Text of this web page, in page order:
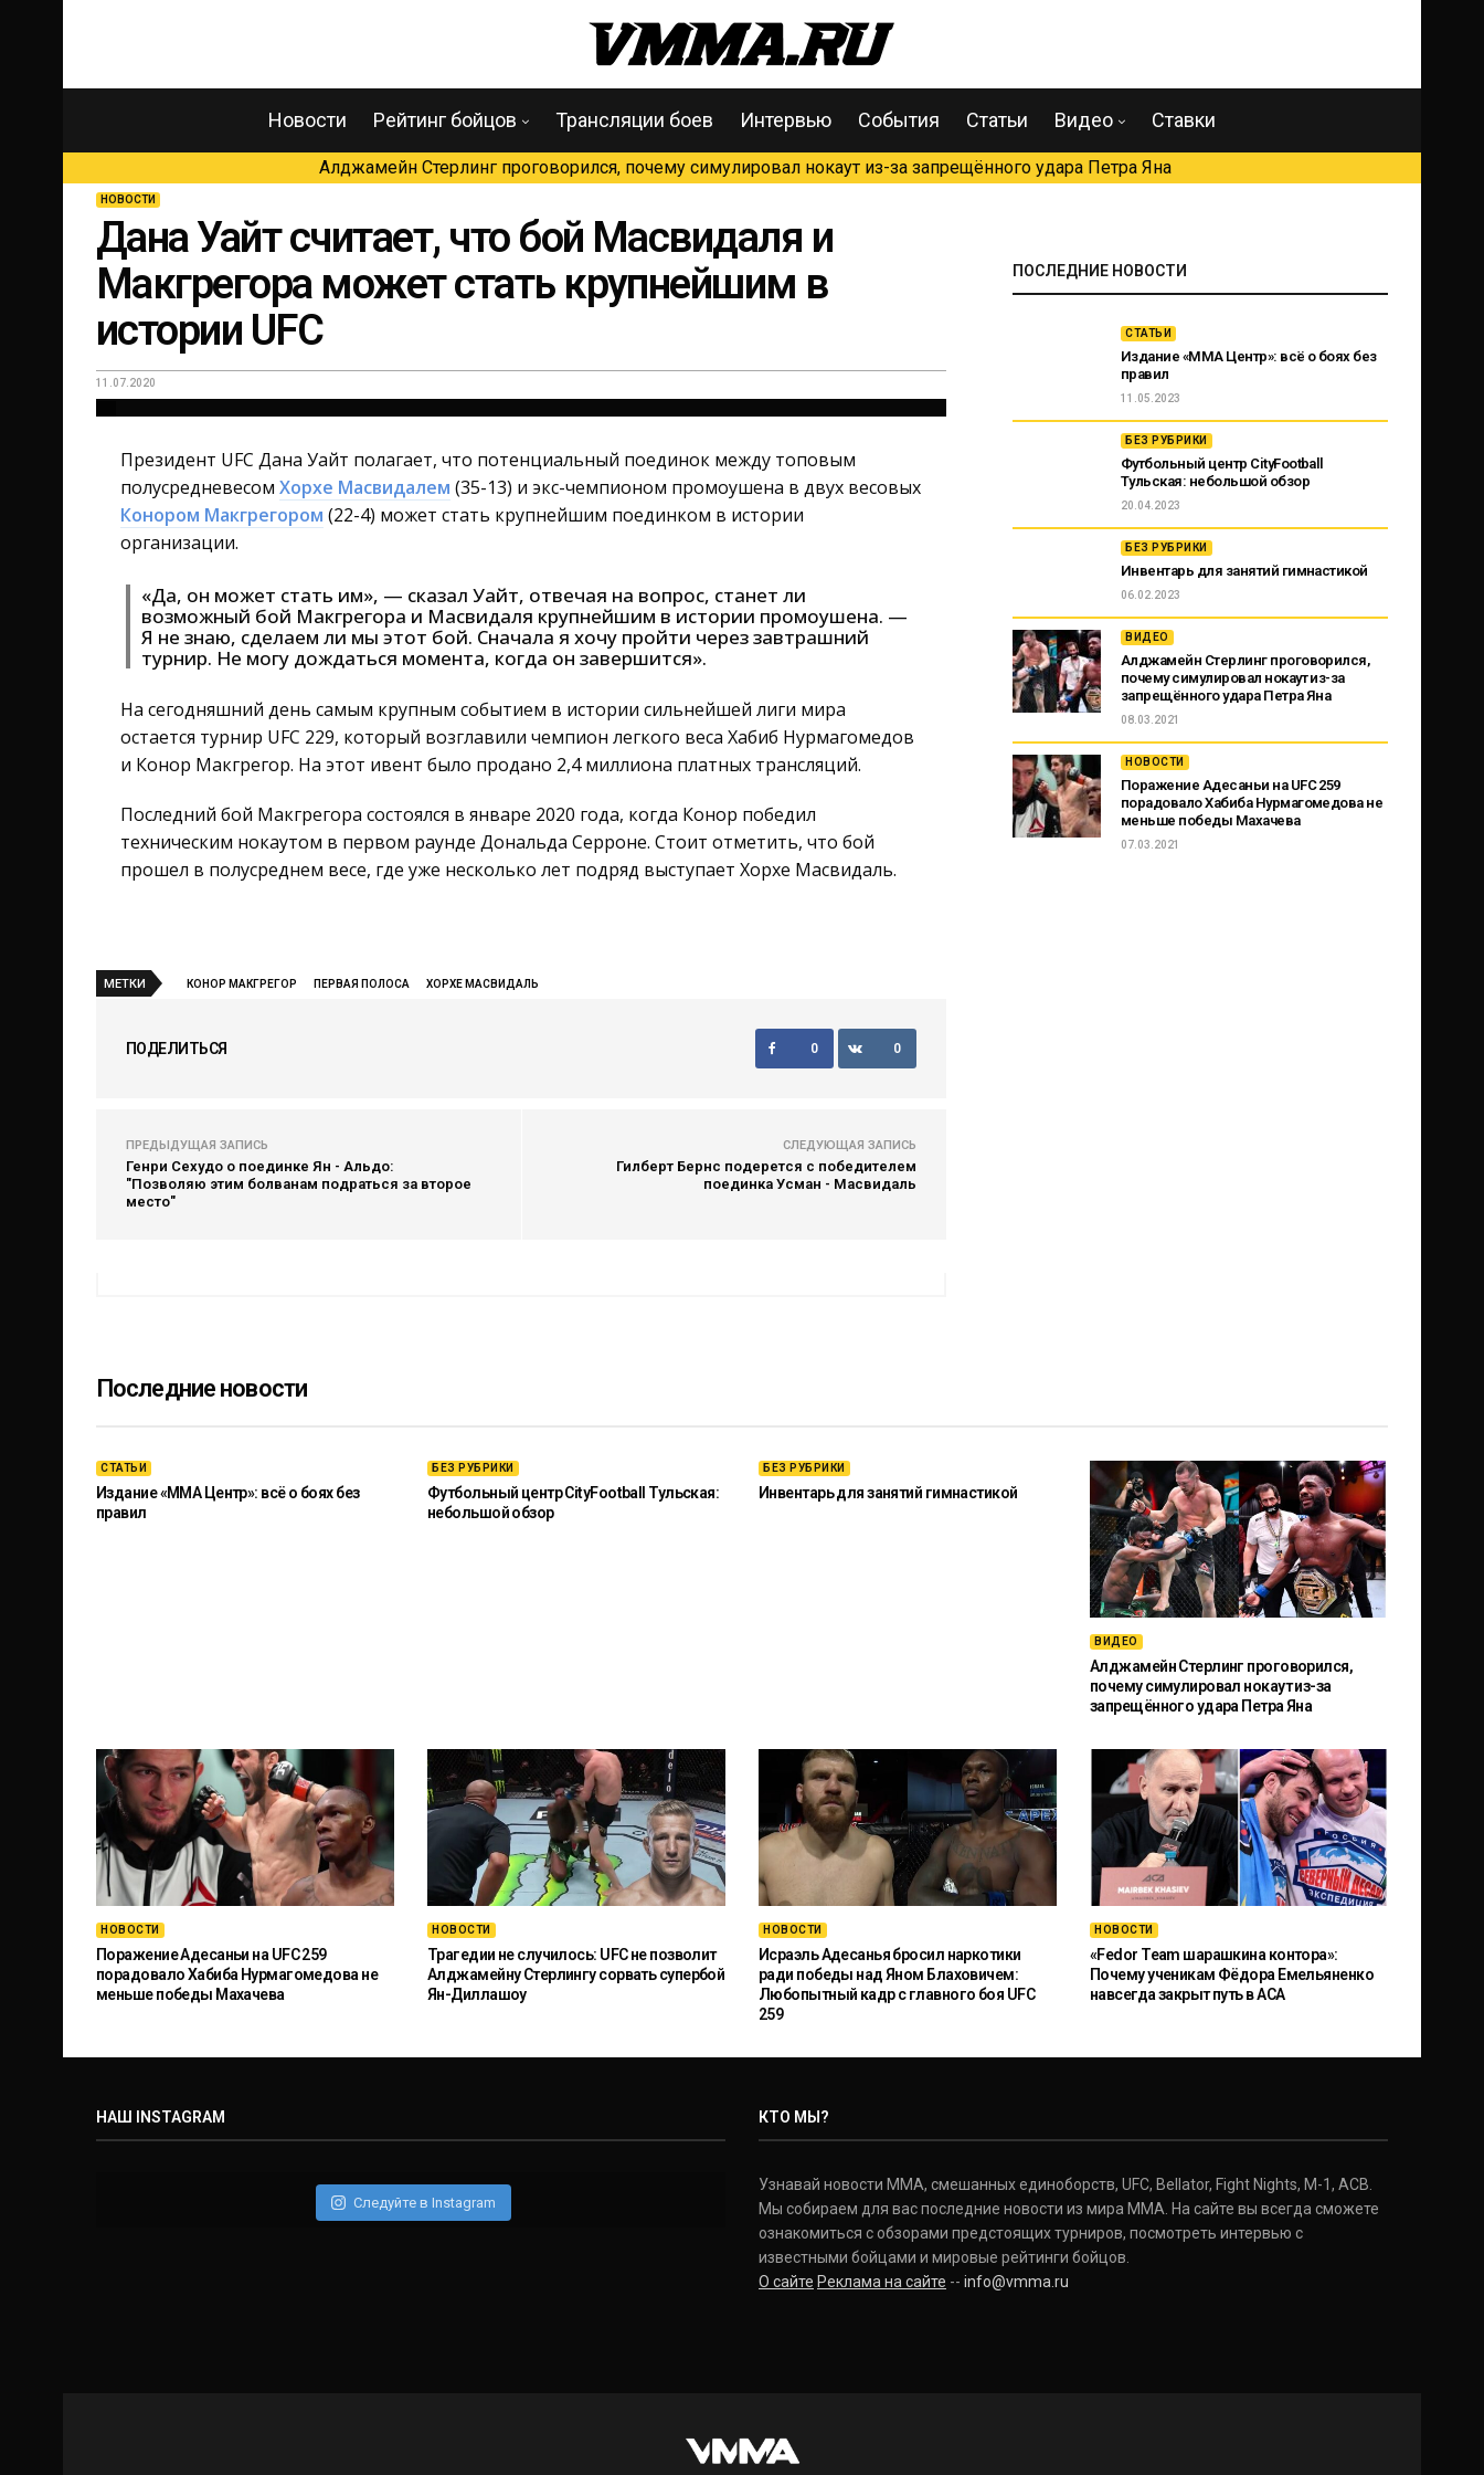
Новости Рейтинг бойцов Трансляции боев Интервью События Статьи Видео Ставки
Алджамейн Стерлинг проговорился, почему симулировал нокаут из-за запрещённого удара Петра Яна
НОВОСТИ
Дана Уайт считает, что бой Масвидаля и
Макгрегора может стать крупнейшим в
истории UFC
11.07.2020
Президент UFC Дана Уайт полагает, что потенциальный поединок между топовым
полусредневесом Хорхе Масвидалем (35-13) и экс-чемпионом промоушена в двух весовых
Конором Макгрегором (22-4) может стать крупнейшим поединком в истории
организации.
«Да, он может стать им», — сказал Уайт, отвечая на вопрос, станет ли
возможный бой Макгрегора и Масвидаля крупнейшим в истории промоушена. —
Я не знаю, сделаем ли мы этот бой. Сначала я хочу пройти через завтрашний
турнир. Не могу дождаться момента, когда он завершится».
На сегодняшний день самым крупным событием в истории сильнейшей лиги мира
остается турнир UFC 229, который возглавили чемпион легкого веса Хабиб Нурмагомедов
и Конор Макгрегор. На этот ивент было продано 2,4 миллиона платных трансляций.
Последний бой Макгрегора состоялся в январе 2020 года, когда Конор победил
техническим нокаутом в первом раунде Дональда Серроне. Стоит отметить, что бой
прошел в полусреднем весе, где уже несколько лет подряд выступает Хорхе Масвидаль.
МЕТКИ КОНОР МАКГРЕГОР ПЕРВАЯ ПОЛОСА ХОРХЕ МАСВИДАЛЬ
ПОДЕЛИТЬСЯ 0 0
ПРЕДЫДУЩАЯ ЗАПИСЬ
Генри Сехудо о поединке Ян - Альдо:
"Позволяю этим болванам подраться за второе
место"
СЛЕДУЮЩАЯ ЗАПИСЬ
Гилберт Бернс подерется с победителем
поединка Усман - Масвидаль
ПОСЛЕДНИЕ НОВОСТИ
СТАТЬИ
Издание «ММА Центр»: всё о боях без
правил
11.05.2023
БЕЗ РУБРИКИ
Футбольный центр CityFootball
Тульская: небольшой обзор
20.04.2023
БЕЗ РУБРИКИ
Инвентарь для занятий гимнастикой
06.02.2023
ВИДЕО
Алджамейн Стерлинг проговорился,
почему симулировал нокаут из-за
запрещённого удара Петра Яна
08.03.2021
НОВОСТИ
Поражение Адесаньи на UFC 259
порадовало Хабиба Нурмагомедова не
меньше победы Махачева
07.03.2021
Последние новости
СТАТЬИ
Издание «ММА Центр»: всё о боях без
правил
БЕЗ РУБРИКИ
Футбольный центр CityFootball Тульская:
небольшой обзор
БЕЗ РУБРИКИ
Инвентарь для занятий гимнастикой
ВИДЕО
Алджамейн Стерлинг проговорился,
почему симулировал нокаут из-за
запрещённого удара Петра Яна
НОВОСТИ
Поражение Адесаньи на UFC 259
порадовало Хабиба Нурмагомедова не
меньше победы Махачева
НОВОСТИ
Трагедии не случилось: UFC не позволит
Алджамейну Стерлингу сорвать супербой
Ян-Диллашоу
НОВОСТИ
Исраэль Адесанья бросил наркотики
ради победы над Яном Блаховичем:
Любопытный кадр с главного боя UFC
259
НОВОСТИ
«Fedor Team шарашкина контора»:
Почему ученикам Фёдора Емельяненко
навсегда закрыт путь в ACA
НАШ INSTAGRAM
Следуйте в Instagram
КТО МЫ?
Узнавай новости ММА, смешанных единоборств, UFC, Bellator, Fight Nights, M-1, ACB.
Мы собираем для вас последние новости из мира ММА. На сайте вы всегда сможете
ознакомиться с обзорами предстоящих турниров, посмотреть интервью с
известными бойцами и мировые рейтинги бойцов.
О сайте Реклама на сайте -- info@vmma.ru